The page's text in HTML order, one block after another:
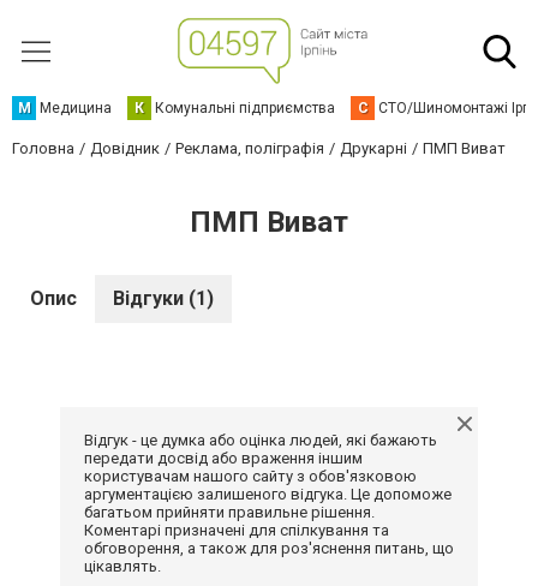
М Медицина К Комунальні підприємства С СТО/Шиномонтажі
Головна Довідник Реклама, поліграфія Друкарні ПМП Виват
ПМП Виват
Опис Відгуки (1)
Відгук - це думка або оцінка людей, які бажають
передати досвід або враження іншим
користувачам нашого сайту з обов'язковою
аргументацією залишеного відгука. Це допоможе
багатьом прийняти правильне рішення.
Коментарі призначені для спілкування та
обговорення, а також для роз'яснення питань, що
цікавлять.